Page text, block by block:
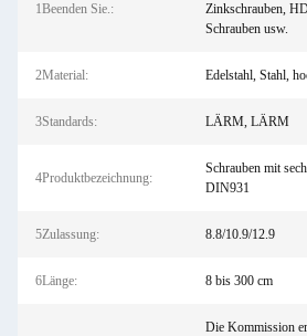
1Beenden Sie.:
Zinkschrauben,
Schrauben usw.
2Material: Edelstahl, Stahl,
3Standards: LÄRM, LÄRM
4Produktbezeichnung:
Schrauben mit
DIN931
5Zulassung: 8.8/10.9/12.9
6Länge: 8 bis 300 cm
Die Kommission